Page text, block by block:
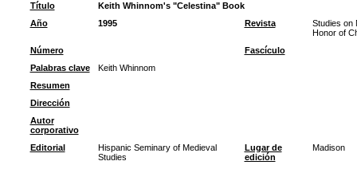
Título
Keith Whinnom's "Celestina" Book
Año
1995 Revista
Studies on
Honor of
Número
Fascículo
Palabras clave
Keith Whinnom
Resumen
Dirección
Autor
corporativo
Editorial
Hispanic Seminary of Medieval
Studies
Lugar de
edición
Madison